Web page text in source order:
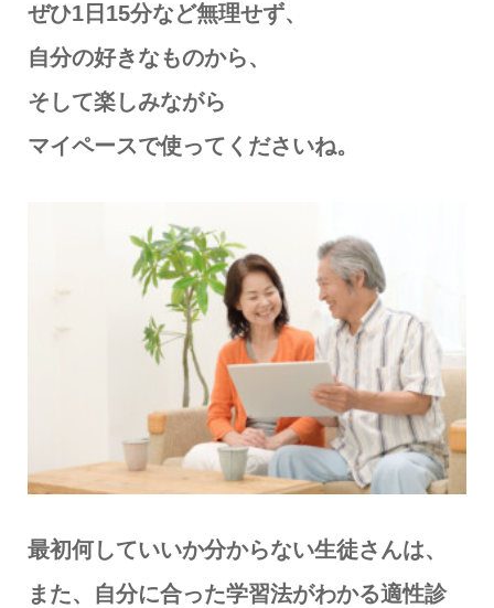
ぜひ1日15分など無理せず、
自分の好きなものから、
そして楽しみながら
マイペースで使ってくださいね。
最初何していいか分からない生徒さんは、
また、自分に合った学習法がわかる適性診